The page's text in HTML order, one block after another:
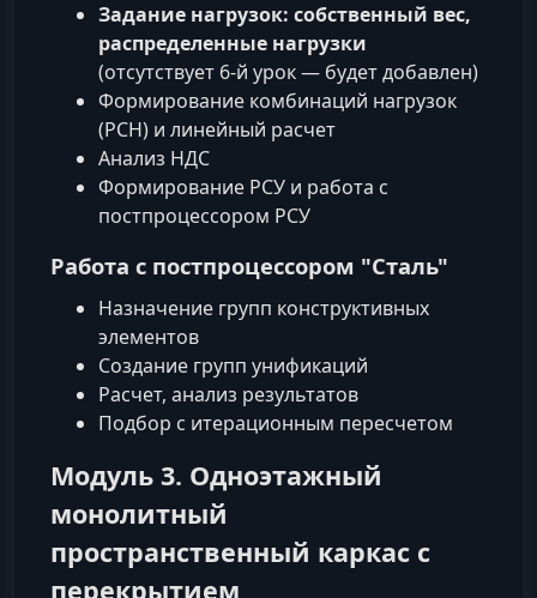
Задание нагрузок: собственный вес,
распределенные нагрузки
(отсутствует 6-й урок — будет добавлен)
Формирование комбинаций нагрузок
(РСН) и линейный расчет
Анализ НДС
Формирование РСУ и работа с
постпроцессором РСУ
Работа с постпроцессором "Сталь"
Назначение групп конструктивных
элементов
Создание групп унификаций
Расчет, анализ результатов
Подбор с итерационным пересчетом
Модуль 3. Одноэтажный
монолитный
пространственный каркас с
перекрытием